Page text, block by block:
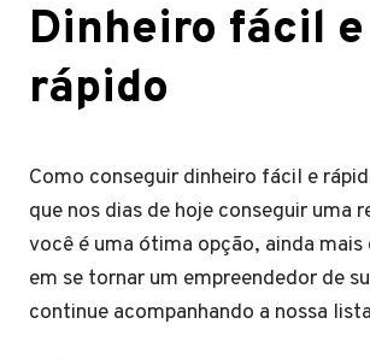
Dinheiro fácil e
rápido
Como conseguir dinheiro fácil e
que nos dias de hoje conseguir uma
você é uma ótima opção, ainda mais
em se tornar um empreendedor de
continue acompanhando a nossa